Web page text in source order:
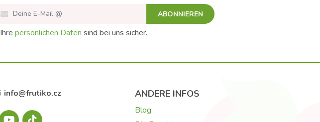
ABONNIEREN
Ihre persönlichen Daten sind bei uns sicher.
info@frutiko.cz ANDERE INFOS
Blog